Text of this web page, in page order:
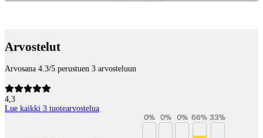
Arvostelut
Arvosana 4.3/5 perustuen 3 arvosteluun
4,3
Lue kaikki 3 tuotearvostelua
0% 0% 0% 66% 33%